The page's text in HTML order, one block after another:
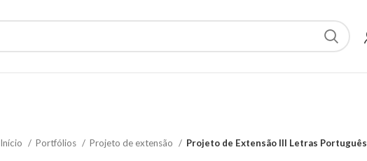
Início Portfólios Projeto de extensão Projeto de Extensão III Letras Português